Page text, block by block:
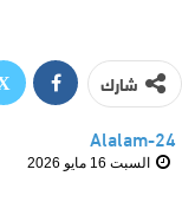
شارك
Alalam-24
السبت 16 مايو 2026